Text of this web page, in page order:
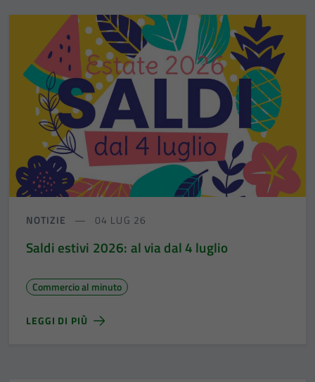
NOTIZIE 04 LUG 26
Saldi estivi 2026: al via dal 4 luglio
Commercio al minuto
LEGGI DI PIÙ